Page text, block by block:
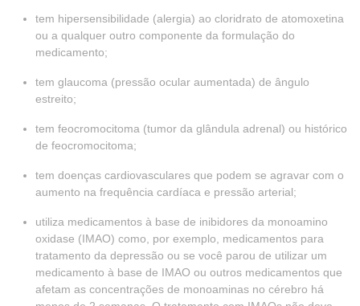
tem hipersensibilidade (alergia) ao cloridrato de atomoxetina
ou a qualquer outro componente da formulação do
medicamento;
tem glaucoma (pressão ocular aumentada) de ângulo
estreito;
tem feocromocitoma (tumor da glândula adrenal) ou histórico
de feocromocitoma;
tem doenças cardiovasculares que podem se agravar com o
aumento na frequência cardíaca e pressão arterial;
utiliza medicamentos à base de inibidores da monoamino
oxidase (IMAO) como, por exemplo, medicamentos para
tratamento da depressão ou se você parou de utilizar um
medicamento à base de IMAO ou outros medicamentos que
afetam as concentrações de monoaminas no cérebro há